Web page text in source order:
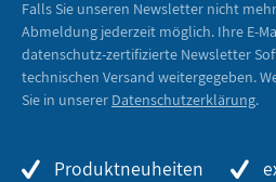
Falls Sie unseren Newsletter nicht
Abmeldung jederzeit möglich. Ihre E-
datenschutz-zertifizierte Newsletter
technischen Versand weitergegeben.
Sie in unserer Datenschutzerklärung.
Produktneuheiten